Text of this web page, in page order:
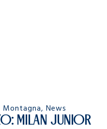
Montagna,News
MILAN JUNIOR